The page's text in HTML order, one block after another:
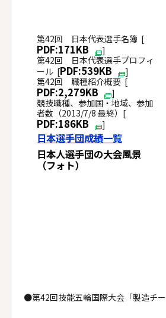
第42回 日本代表選手名簿 [
PDF:171KB
]
第42回 日本代表選手プロフィ
ール [PDF:539KB
]
第42回 職種紹介概要 [
PDF:2,279KB
]
競技職種、参加国・地域、参加
者数（2013/7/8 最終）[
PDF:186KB ]
日本選手団成績一覧
日本人選手団の大会風景
（フォト）
●第42回技能五輪国際大会「製造チ